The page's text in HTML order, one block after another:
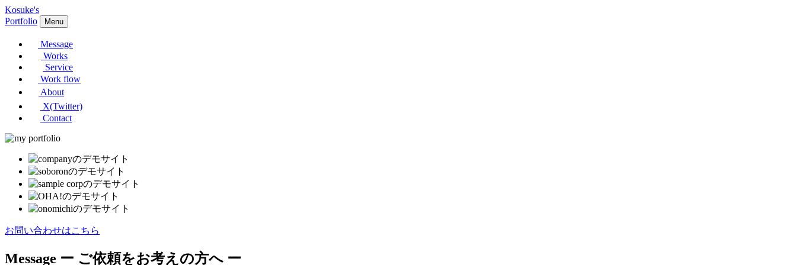
Kosuke's
Portfolio
Menu
Message
Works
Service
Work flow
About
X(Twitter)
Contact
お問い合わせはこちら
Message ー ご依頼をお考えの方へ ー